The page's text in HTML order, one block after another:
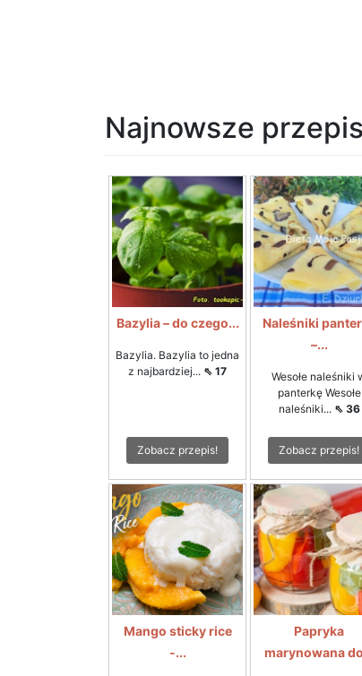
Najnowsze
Bazylia – do czego...
Bazylia. Bazylia to jedna
z najbardziej... ⇖ 17
Zobacz przepis!
Naleśniki
–...
Wesołe naleśniki
panterkę Wesołe
naleśniki... ⇖ 36
Zobacz przepis!
Mango sticky rice
-...
Papryka
marynowana